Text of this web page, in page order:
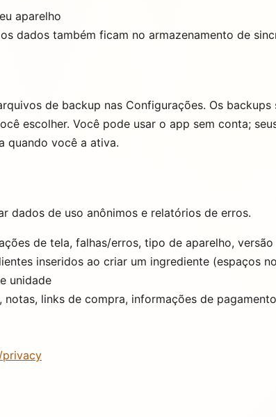
aparelho
dados também ficam no armazenamento de
de backup nas Configurações. Os backups
escolher. Você pode usar o app sem conta;
quando você a ativa.
dados de uso anônimos e relatórios de erros.
de tela, falhas/erros, tipo de aparelho,
inseridos ao criar um ingrediente (espaços
unidade
links de compra, informações de
privacy